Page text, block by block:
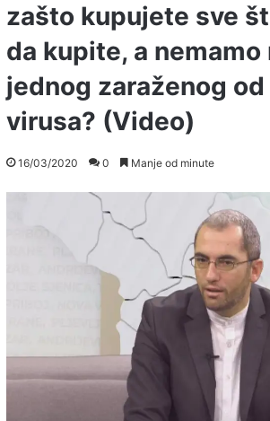
zašto kupujete sve
da kupite, a nemamo
jednog zaraženog od
virusa? (Video)
16/03/2020 0 Manje od minute